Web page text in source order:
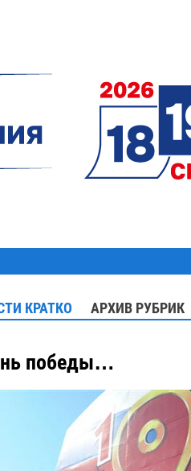
КРАТКО АРХИВ РУБРИК
победы…